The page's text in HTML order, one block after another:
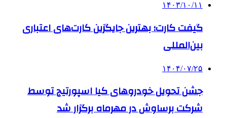
۱۴۰۳/۱۰/۱۱
گیفت کارت؛ بهترین جایگزین کارت‌های اعتباری
بین‌المللی
۱۴۰۴/۰۷/۲۵
جشن تحویل خودروهای کیا اسپورتیج توسط
شرکت برساوش در مهرماه برگزار شد